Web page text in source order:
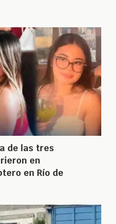
de las tres
en
en Río de